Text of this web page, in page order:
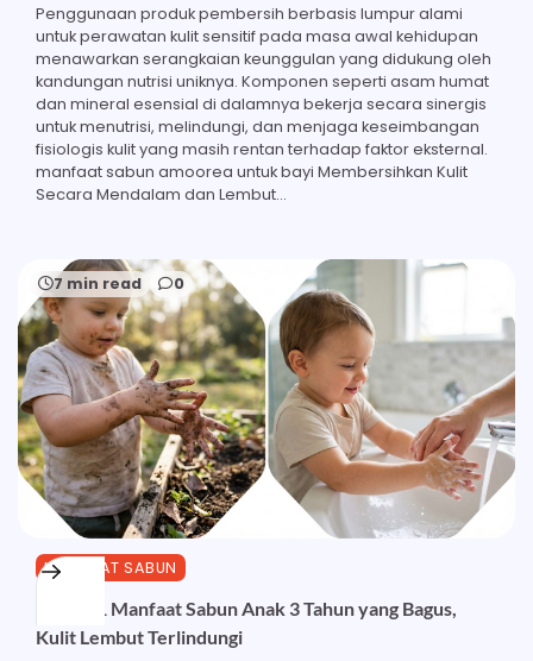
Penggunaan produk pembersih berbasis lumpur alami
untuk perawatan kulit sensitif pada masa awal kehidupan
menawarkan serangkaian keunggulan yang didukung oleh
kandungan nutrisi uniknya. Komponen seperti asam humat
dan mineral esensial di dalamnya bekerja secara sinergis
untuk menutrisi, melindungi, dan menjaga keseimbangan
fisiologis kulit yang masih rentan terhadap faktor eksternal.
manfaat sabun amoorea untuk bayi Membersihkan Kulit
Secara Mendalam dan Lembut…
7 min read 0
MANFAAT SABUN
Inilah 21 Manfaat Sabun Anak 3 Tahun yang Bagus,
Kulit Lembut Terlindungi